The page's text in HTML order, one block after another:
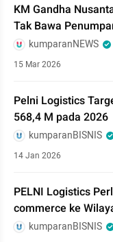
KM Gandha
Tak Bawa
kumparanNEWS
15 Mar 2026
Pelni Logistics
568,4 M pada 2026
kumparanBISNIS
14 Jan 2026
PELNI Logistics
commerce ke
kumparanBISNIS